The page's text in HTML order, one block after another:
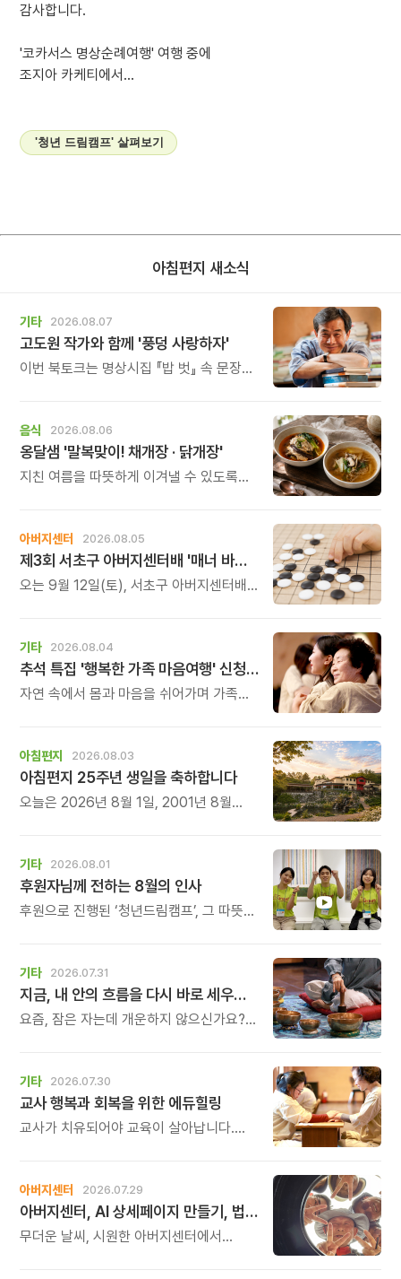
감사합니다.
'코카서스 명상순례여행' 여행 중에
조지아 카케티에서...
'청년 드림캠프' 살펴보기
아침편지 새소식
기타 2026.08.07
고도원 작가와 함께 '풍덩 사랑하자'
이번 북토크는 명상시집 『밥 벗』 속 문장을
음식 2026.08.06
옹달샘 '말복맞이! 채개장 · 닭개장'
지친 여름을 따뜻하게 이겨낼 수 있도록
아버지센터 2026.08.05
제3회 서초구 아버지센터배 '매너 바둑왕' 대회
오는 9월 12일(토), 서초구 아버지센터배
기타 2026.08.04
추석 특집 '행복한 가족 마음여행' 신청 안내
자연 속에서 몸과 마음을 쉬어가며 가족의
아침편지 2026.08.03
아침편지 25주년 생일을 축하합니다
오늘은 2026년 8월 1일, 2001년 8월
기타 2026.08.01
후원자님께 전하는 8월의 인사
후원으로 진행된 ‘청년드림캠프’, 그 따뜻한
기타 2026.07.31
지금, 내 안의 흐름을 다시 바로 세우고 싶다면
요즘, 잠은 자는데 개운하지 않으신가요?
쉬어도 회복되지 않는 건 몸이 아니라
‘에너지의 흐름’이 흐트러졌기 때문입니다.
기타 2026.07.30
교사 행복과 회복을 위한 에듀힐링
교사가 치유되어야 교육이 살아납니다.
교육의 중심에 있는 나 자신을 돌보고
회복하는 시간입니다. 누군가를 가르치기
위해 애써온 시간만큼, 이제는 자신을 위한
쉼과 치유의 시간을 선물해 보시기
아버지센터 2026.07.29
아버지센터, AI 상세페이지 만들기, 법인사용설명서, 사진 일일특강, 숏츠 만들기 등 8월 프로그램 신청하세요
무더운 날씨, 시원한 아버지센터에서